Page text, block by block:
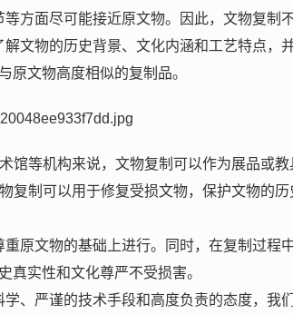
方面尽可能接近原文物。因此，文物复制
文物的历史背景、文化内涵和工艺特点，
原文物高度相似的复制品。
馆等机构来说，文物复制可以作为展品或教
复制可以用于修复受损文物，保护文物的历
原文物的基础上进行。同时，在复制过程
真实性和文化尊严不受损害。
、严谨的技术手段和高度负责的态度，我